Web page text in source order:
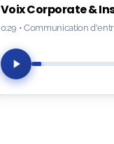
Voix Corporate &
0:29 •Communication